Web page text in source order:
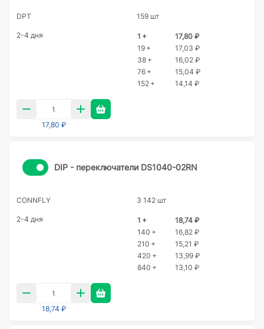
DPT 159 шт
2-4 дня 1 +
17,80 ₽
19 +
17,03 ₽
38 +
16,02 ₽
76 +
15,04 ₽
152 +
14,14 ₽
17,80 ₽
DIP - переключатели DS1040-02RN
CONNFLY 3 142 шт
2-4 дня 1 +
18,74 ₽
140 +
16,82 ₽
210 +
15,21 ₽
420 +
13,99 ₽
840 +
13,10 ₽
18,74 ₽